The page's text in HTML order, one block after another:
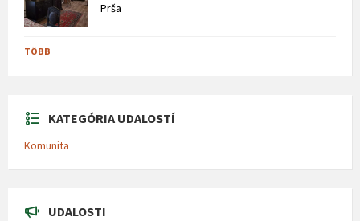
Prša
TÖBB
KATEGÓRIA UDALOSTÍ
Komunita
UDALOSTI